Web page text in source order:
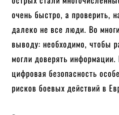
очень быстро, а проверить,
далеко не все люди. Во
выводу: необходимо, чтобы
могли доверять
цифровая безопасность
рисков боевых действий в